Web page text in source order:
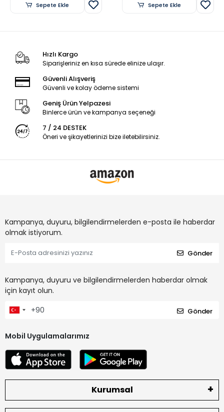
Sepete Ekle Sepete Ekle
Hızlı Kargo
Siparişleriniz en kısa sürede elinize ulaşır.
Güvenli Alışveriş
Güvenli ve kolay ödeme sistemi
Geniş Ürün Yelpazesi
Binlerce ürün ve kampanya seçeneği
7 / 24 DESTEK
Öneri ve şikayetlerinizi bize iletebilirsiniz.
Kampanya, duyuru, bilgilendirmelerden e-posta ile haberdar
olmak istiyorum.
Gönder
Kampanya, duyuru ve bilgilendirmelerden haberdar olmak
için kayıt olun.
Gönder
Mobil Uygulamalarımız
Kurumsal